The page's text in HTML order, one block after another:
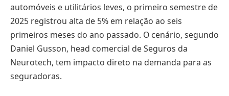
automóveis e utilitários leves, o primeiro semestre de
2025 registrou alta de 5% em relação ao seis
primeiros meses do ano passado. O cenário, segundo
Daniel Gusson, head comercial de Seguros da
Neurotech, tem impacto direto na demanda para as
seguradoras.